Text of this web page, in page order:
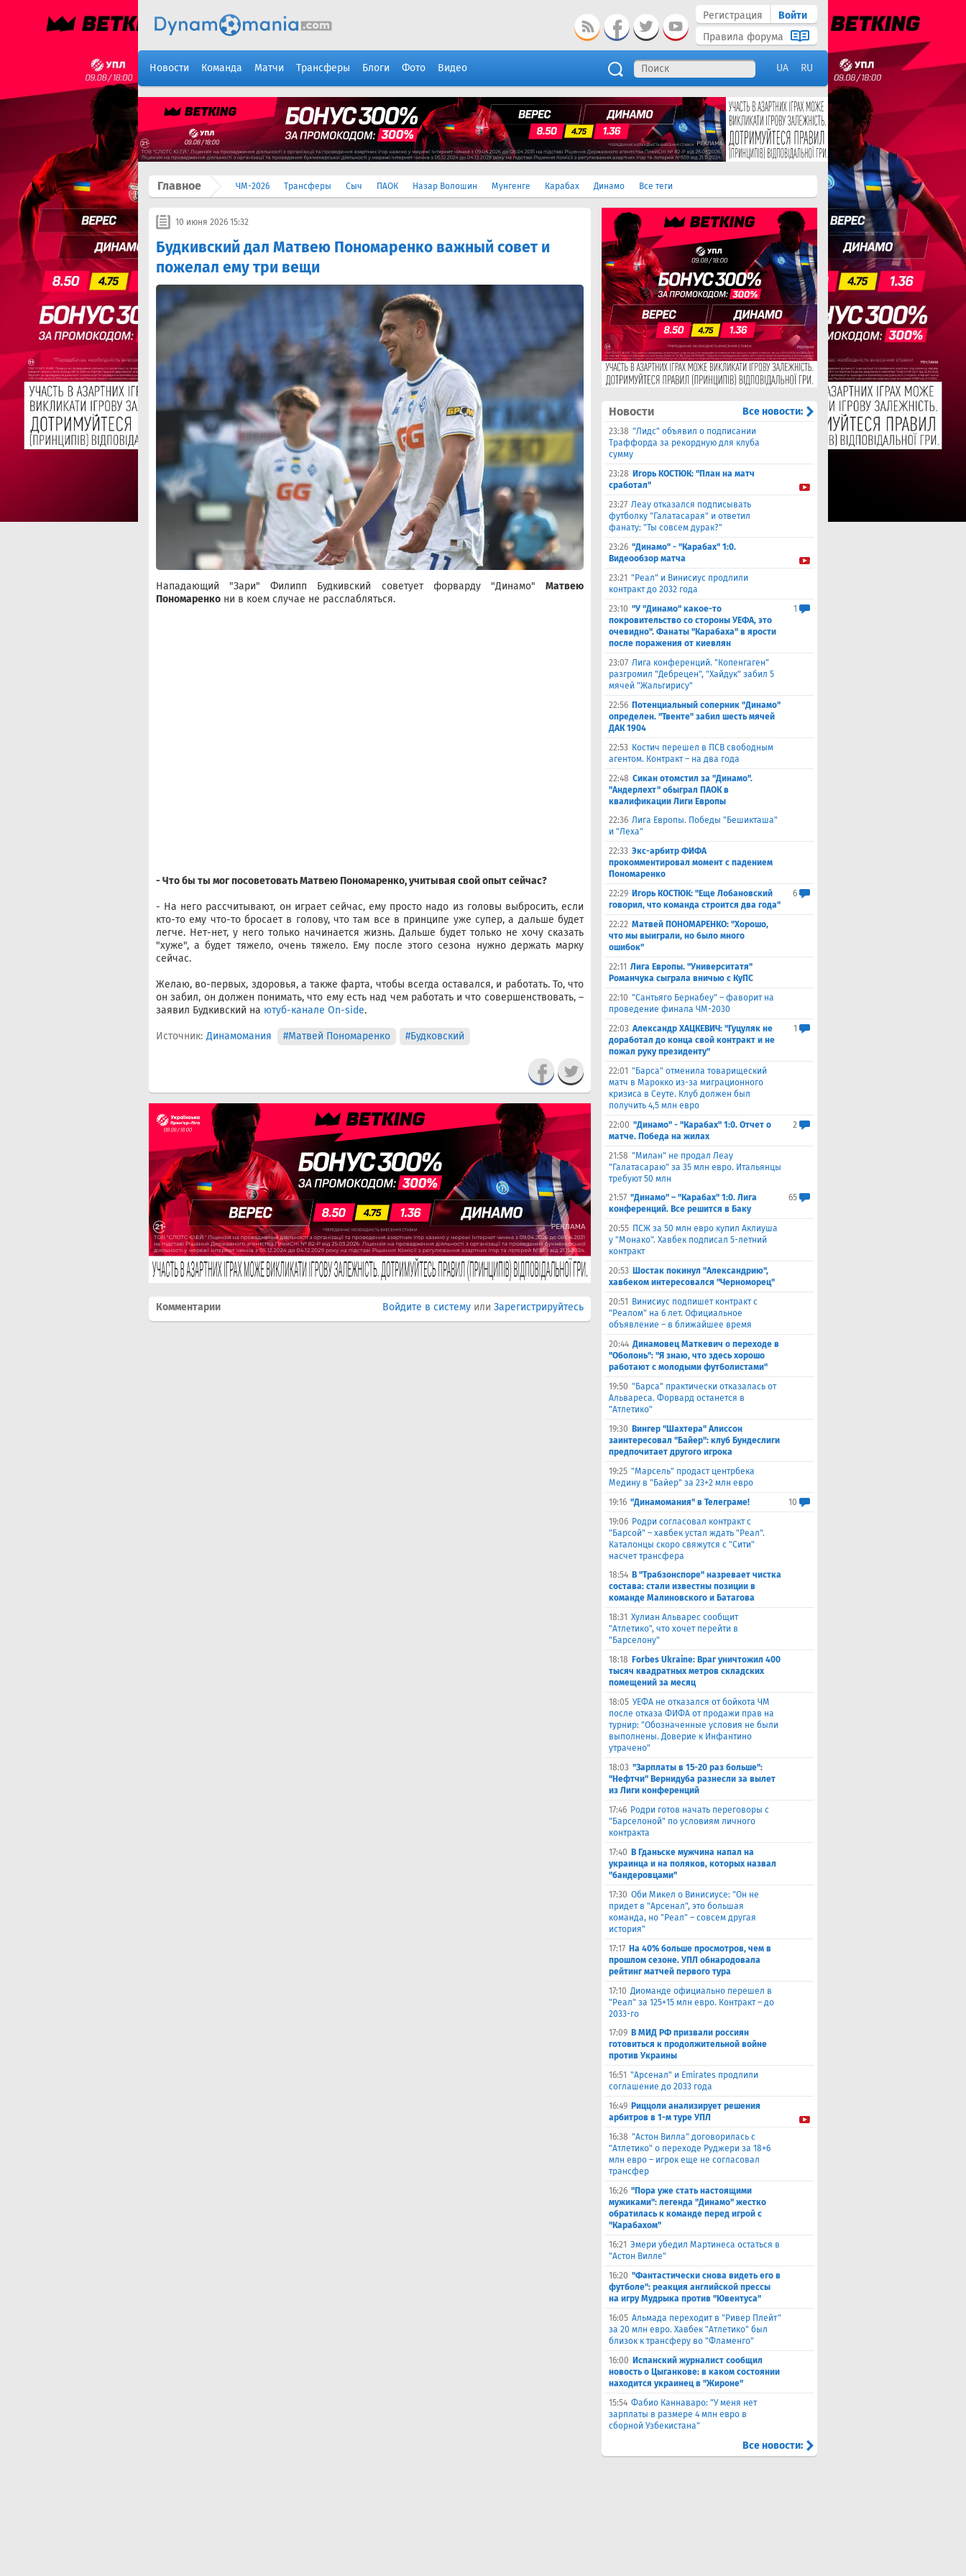
Регистрация
Войти
Правила форума
Новости Команда Матчи Трансферы Блоги Фото Видео UA RU
Главное ЧМ-2026 Трансферы Сыч ПАОК Назар Волошин Мунгенге Карабах Динамо Все теги
10 июня 2026 15:32
Будкивский дал Матвею Пономаренко важный совет и
пожелал ему три вещи
Нападающий "Зари" Филипп Будкивский советует форварду "Динамо" Матвею
Пономаренко ни в коем случае не расслабляться.
- Что бы ты мог посоветовать Матвею Пономаренко, учитывая свой опыт сейчас?
- На него рассчитывают, он играет сейчас, ему просто надо из головы выбросить, если
кто-то ему что-то бросает в голову, что там все в принципе уже супер, а дальше будет
легче. Нет-нет, у него только начинается жизнь. Дальше будет только не хочу сказать
"хуже", а будет тяжело, очень тяжело. Ему после этого сезона нужно держать марку
сейчас.
Желаю, во-первых, здоровья, а также фарта, чтобы всегда оставался, и работать. То, что
он забил, он должен понимать, что ему есть над чем работать и что совершенствовать, –
заявил Будкивский на ютуб-канале On-side.
Источник: Динамомания #Матвей Пономаренко #Будковский
Комментарии Войдите в систему или Зарегистрируйтесь
Новости Все новости:
23:38 "Лидс" объявил о подписании
Траффорда за рекордную для клуба
сумму
23:28 Игорь КОСТЮК: "План на матч
сработал"
23:27 Леау отказался подписывать
футболку "Галатасарая" и ответил
фанату: "Ты совсем дурак?"
23:26 "Динамо" - "Карабах" 1:0.
Видеообзор матча
23:21 "Реал" и Винисиус продлили
контракт до 2032 года
23:10 "У "Динамо" какое-то
покровительство со стороны УЕФА, это
очевидно". Фанаты "Карабаха" в ярости
после поражения от киевлян
1
23:07 Лига конференций. "Копенгаген"
разгромил "Дебрецен", "Хайдук" забил 5
мячей "Жальгирису"
22:56 Потенциальный соперник "Динамо"
определен. "Твенте" забил шесть мячей
ДАК 1904
22:53 Костич перешел в ПСВ свободным
агентом. Контракт – на два года
22:48 Сикан отомстил за "Динамо".
"Андерлехт" обыграл ПАОК в
квалификации Лиги Европы
22:36 Лига Европы. Победы "Бешикташа"
и "Леха"
22:33 Экс-арбитр ФИФА
прокомментировал момент с падением
Пономаренко
22:29 Игорь КОСТЮК: "Еще Лобановский
говорил, что команда строится два года"
6
22:22 Матвей ПОНОМАРЕНКО: "Хорошо,
что мы выиграли, но было много
ошибок"
22:11 Лига Европы. "Университатя"
Романчука сыграла вничью с ​КуПС
22:10 "Сантьяго Бернабеу" – фаворит на
проведение финала ЧМ-2030
22:03 Александр ХАЦКЕВИЧ: "Гуцуляк не
доработал до конца свой контракт и не
пожал руку президенту"
1
22:01 "Барса" отменила товарищеский
матч в Марокко из-за миграционного
кризиса в Сеуте. Клуб должен был
получить 4,5 млн евро
22:00 "Динамо" - "Карабах" 1:0. Отчет о
матче. Победа на жилах
2
21:58 "Милан" не продал Леау
"Галатасараю" за 35 млн евро. Итальянцы
требуют 50 млн
21:57 "Динамо" – "Карабах" 1:0. Лига
конференций. Все решится в Баку
65
20:55 ПСЖ за 50 млн евро купил Аклиуша
у "Монако". Хавбек подписал 5-летний
контракт
20:53 Шостак покинул "Александрию",
хавбеком интересовался "Черноморец"
20:51
Винисиус подпишет контракт с
"Реалом" на 6 лет. Официальное
объявление – в ближайшее время
20:44 Динамовец Маткевич о переходе в
"Оболонь": "Я знаю, что здесь хорошо
работают с молодыми футболистами"
19:50 "Барса" практически отказалась от
Альвареса. Форвард останется в
"Атлетико"
19:30 Вингер "Шахтера" Алиссон
заинтересовал "Байер": клуб Бундеслиги
предпочитает другого игрока
19:25 "Марсель" продаст центрбека
Медину в "Байер" за 23+2 млн евро
19:16 "Динамомания" в Телеграме!
10
19:06 Родри согласовал контракт с
"Барсой" – хавбек устал ждать "Реал".
Каталонцы скоро свяжутся с "Сити"
насчет трансфера
18:54 В "Трабзонспоре" назревает чистка
состава: стали известны позиции в
команде Малиновского и Батагова
18:31 Хулиан Альварес сообщит
"Атлетико", что хочет перейти в
"Барселону"
18:18 Forbes Ukraine: Враг уничтожил 400
тысяч квадратных метров складских
помещений за месяц
18:05 УЕФА не отказался от бойкота ЧМ
после отказа ФИФА от продажи прав на
турнир: "Обозначенные условия не были
выполнены. Доверие к Инфантино
утрачено"
18:03 "Зарплаты в 15-20 раз больше":
"Нефтчи" Вернидуба разнесли за вылет
из Лиги конференций
17:46 Родри готов начать переговоры с
"Барселоной" по условиям личного
контракта
17:40 В Гданьске мужчина напал на
украинца и на поляков, которых назвал
"бандеровцами"
17:30 Оби Микел о Винисиусе: "Он не
придет в "Арсенал", это большая
команда, но "Реал" – совсем другая
история"
17:17 На 40% больше просмотров, чем в
прошлом сезоне. УПЛ обнародовала
рейтинг матчей первого тура
17:10 Диоманде официально перешел в
"Реал" за 125+15 млн евро. Контракт – до
2033-го
17:09 В МИД РФ призвали россиян
готовиться к продолжительной войне
против Украины
16:51 "Арсенал" и Emirates продлили
соглашение до 2033 года
16:49 Риццоли анализирует решения
арбитров в 1-м туре УПЛ
16:38 "Астон Вилла" договорилась с
"Атлетико" о переходе Руджери за 18+6
млн евро – игрок еще не согласовал
трансфер
16:26 "Пора уже стать настоящими
мужиками": легенда "Динамо" жестко
обратилась к команде перед игрой с
"Карабахом"
16:21 Эмери убедил Мартинеса остаться в
"Астон Вилле"
16:20 "Фантастически снова видеть его в
футболе": реакция английской прессы
на игру Мудрыка против "Ювентуса"
16:05 Альмада переходит в "Ривер Плейт"
за 20 млн евро. Хавбек "Атлетико" был
близок к трансферу во "Фламенго"
16:00 Испанский журналист сообщил
новость о Цыганкове: в каком состоянии
находится украинец в "Жироне"
15:54 Фабио Каннаваро: "У меня нет
зарплаты в размере 4 млн евро в
сборной Узбекистана"
Все новости: